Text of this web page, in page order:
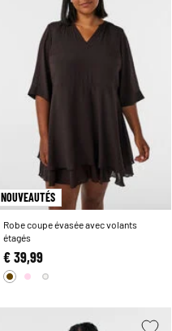
NOUVEAUTÉS
Robe coupe évasée avec volants
étagés
€ 39,99